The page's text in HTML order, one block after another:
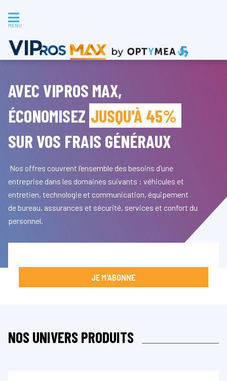
MENU
AVEC VIPROS MAX,
ÉCONOMISEZ JUSQU'À 45%
SUR VOS FRAIS GÉNÉRAUX
Nos offres couvrent l'ensemble des besoins d'une
entreprise dans les domaines suivants : véhicules et
entretien, technologie et communication, équipement
de bureau, assurances et sécurité, services et confort du
personnel.
JE M'ABONNE
NOS UNIVERS PRODUITS